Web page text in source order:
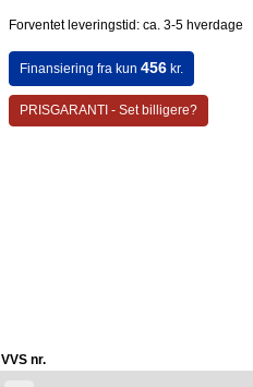
Forventet leveringstid: ca. 3-5 hverdage
Finansiering fra kun 456kr.
PRISGARANTI - Set billigere?
VVS nr.